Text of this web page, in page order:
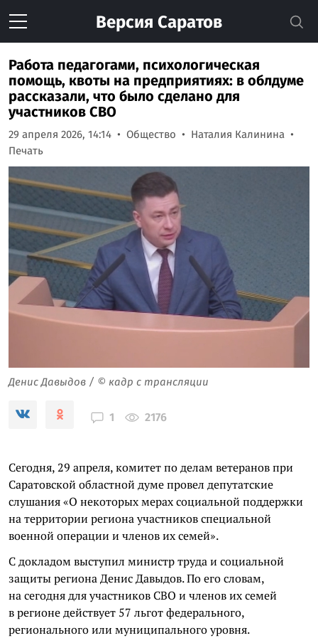
Версия Саратов
Работа педагогами, психологическая
помощь, квоты на предприятиях: в облдуме
рассказали, что было сделано для
участников СВО
29 апреля 2026, 14:14 Общество
Наталия Калинина
Печать
Денис Давыдов / © кадр с трансляции
1 2176
Сегодня, 29 апреля, комитет по делам ветеранов при
Саратовской областной думе провел депутатские
слушания «О некоторых мерах социальной поддержки
на территории региона участников специальной
военной операции и членов их семей».
С докладом выступил министр труда и социальной
защиты региона Денис Давыдов. По его словам,
на сегодня для участников СВО и членов их семей
в регионе действует 57 льгот федерального,
регионального или муниципального уровня.